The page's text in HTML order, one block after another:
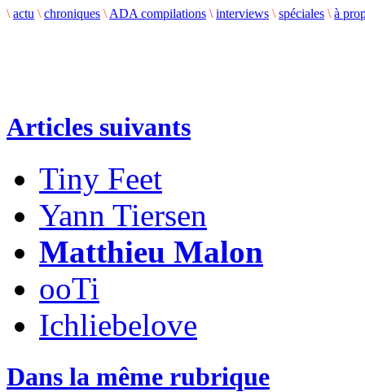
\ actu \ chroniques \ ADA compilations \ interviews \ spéciales \ à
Articles suivants
Tiny Feet
Yann Tiersen
Matthieu Malon
ooTi
Ichliebelove
Dans la même rubrique